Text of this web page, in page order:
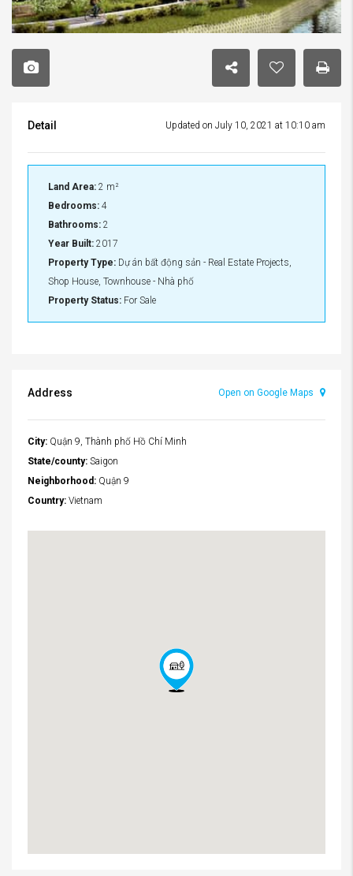
Detail Updated on July 10, 2021 at 10:10 am
Land Area: 2 m²
Bedrooms: 4
Bathrooms: 2
Year Built: 2017
Property Type: Dự án bất động sản - Real Estate Projects,
Shop House, Townhouse - Nhà phố
Property Status: For Sale
Address Open on Google Maps
City: Quận 9, Thành phố Hồ Chí Minh
State/county: Saigon
Neighborhood: Quận 9
Country: Vietnam